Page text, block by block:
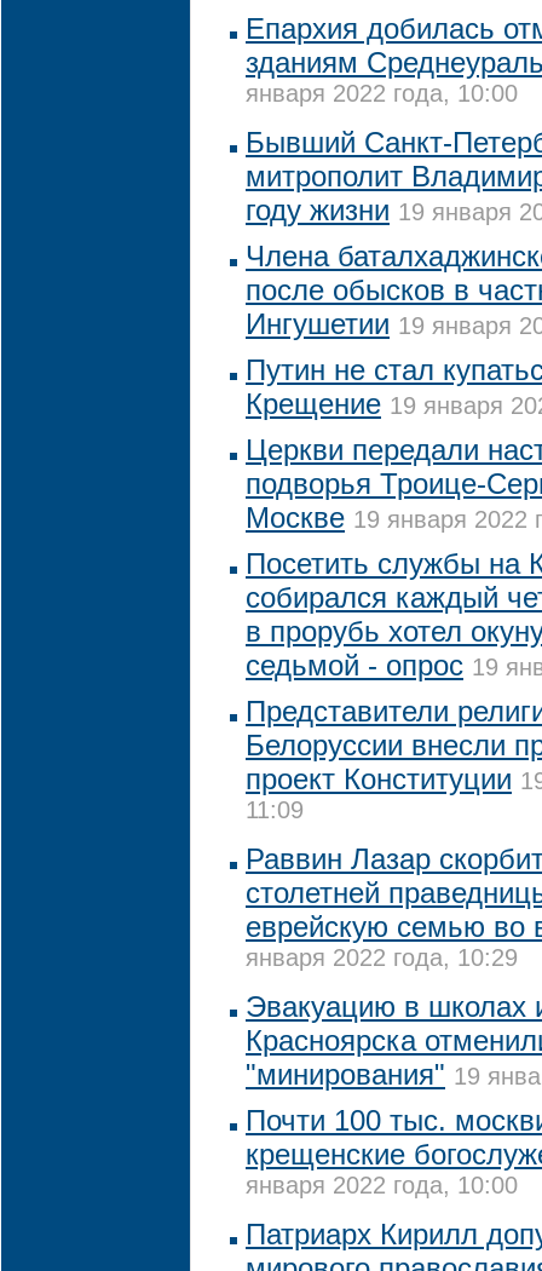
Епархия добилась
зданиям
января 2022 года, 10:00
Бывший Санкт-
митрополит
году жизни 19 января
Члена
после обысков в
Ингушетии 19 января
Путин не стал
Крещение 19 января
Церкви передали
подворья Троице-
Москве 19 января 2022
Посетить службы на
собирался каждый
в прорубь хотел
седьмой - опрос 19
Представители
Белоруссии внесли
проект Конституции
11:09
Раввин Лазар
столетней
еврейскую семью во
января 2022 года, 10:29
Эвакуацию в школах
Красноярска
"минирования" 19
Почти 100 тыс.
крещенские
января 2022 года, 10:00
Патриарх Кирилл